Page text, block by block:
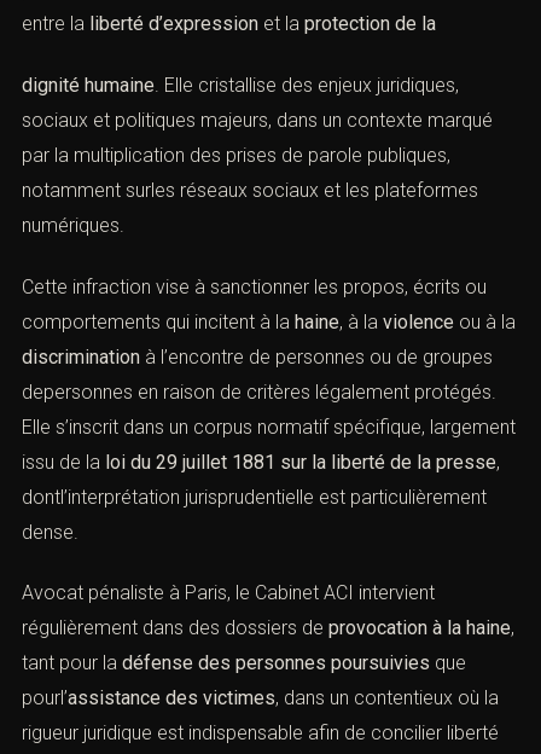
frontière entre laliberté d’expressionet laprotection de
dignité humaine. Elle cristallise des enjeux juridiques,
sociaux et politiques majeurs, dans un contexte marqué
par la multiplication des prises de parole publiques,
notamment surles réseaux sociaux et les plateformes
Cette infraction vise à sanctionner les propos, écrits ou
comportements qui incitent à lahaine, à laviolence ou à
ladiscrimination à l’encontre de personnes ou de
groupes depersonnes en raison de critères légalement
protégés. Elle s’inscrit dans un corpus normatif
spécifique, largement issu de laloi du 29 juillet 1881 sur
la liberté de la presse
Avocat pénaliste à Paris, le Cabinet ACI intervient
régulièrement dans des dossiers de provocation à la
haine, tant pour ladéfense des personnes poursuivies
que pourl’assistance des victimes, dans un contentieux